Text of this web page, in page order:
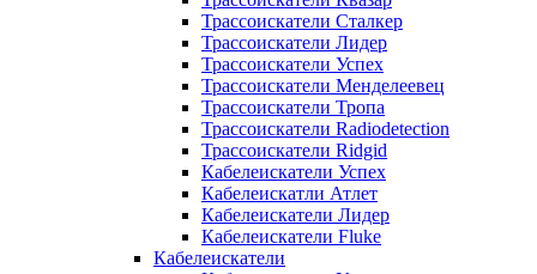
Трассоискатели Сталкер
Трассоискатели Лидер
Трассоискатели Успех
Трассоискатели Менделеевец
Трассоискатели Тропа
Трассоискатели Radiodetection
Трассоискатели Ridgid
Кабелеискатели Успех
Кабелеискатли Атлет
Кабелеискатели Лидер
Кабелеискатели Fluke
Кабелеискатели